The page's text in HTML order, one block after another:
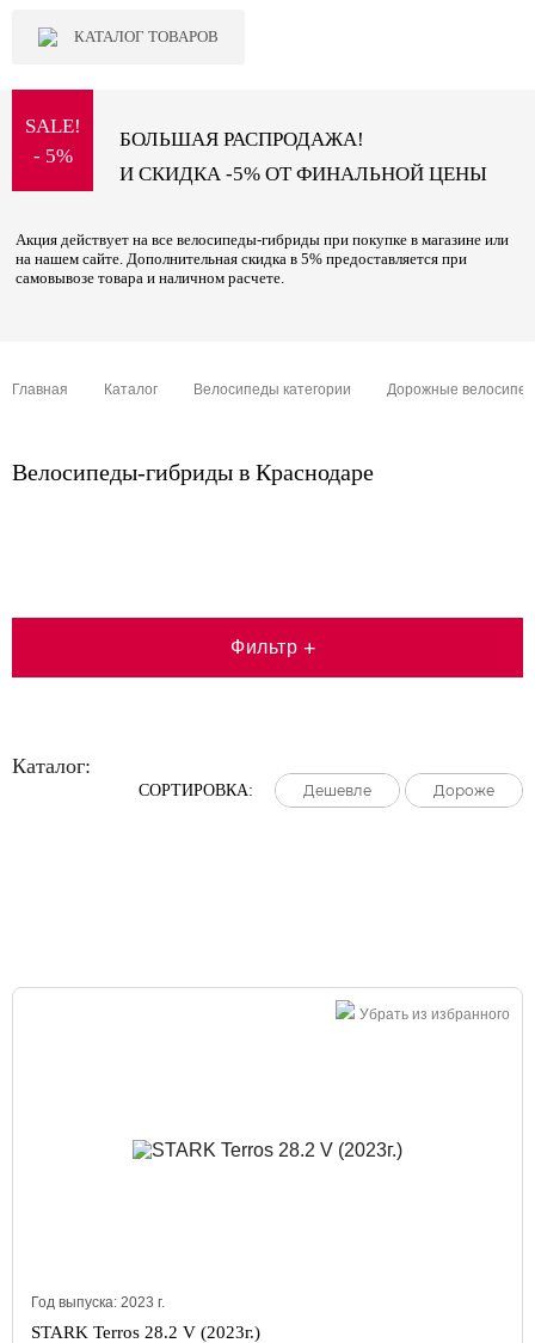
КАТАЛОГ ТОВАРОВ
SALE!
- 5%
БОЛЬШАЯ РАСПРОДАЖА!
И СКИДКА -5% ОТ ФИНАЛЬНОЙ ЦЕНЫ
Акция действует на все велосипеды-гибриды при покупке в магазине или
на нашем сайте. Дополнительная скидка в 5% предоставляется при
самовывозе товара и наличном расчете.
Главная Каталог Велосипеды категории Дорожные
Велосипеды-гибриды в Краснодаре
Фильтр +
Каталог:
СОРТИРОВКА: Дешевле
Дешевле
Дешевле Дороже
Дороже
Дороже
Убрать из избранного
Год выпуска: 2023 г.
STARK Terros 28.2 V (2023г.)